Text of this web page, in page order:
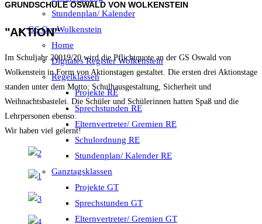
Stundenplan/ Kalender
GS O.v.Wolkenstein
Home
Digitales Register Wolkenstein
Regelklassen
Projekte RE
Sprechstunden RE
Elternvertreter/ Gremien RE
Schulordnung RE
Stundenplan/ Kalender RE
Ganztagsklassen
Projekte GT
Sprechstunden GT
Elternvertreter/ Gremien GT
GRUNDSCHULE OSWALD VON WOLKENSTEIN
"AKTION"
Im Schuljahr 20019/20 wird die Pflichtquote an der GS Oswald von
Wolkenstein in Form von Aktionstagen gestaltet. Die ersten drei Aktionstage
standen unter dem Motto: Schulhausgestaltung, Sicherheit und
Weihnachtsbastelei. Die Schüler und Schülerinnen hatten Spaß und die
Lehrpersonen ebenso.
Wir haben viel gelernt!